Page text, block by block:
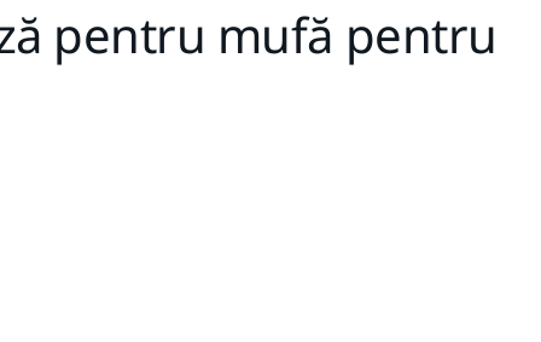
pentru mufă pentru